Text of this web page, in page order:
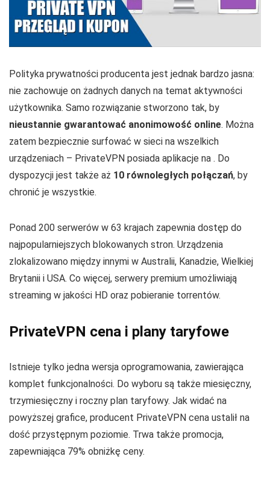
Polityka prywatności producenta jest jednak bardzo jasna:
nie zachowuje on żadnych danych na temat aktywności
użytkownika. Samo rozwiązanie stworzono tak, by
nieustannie gwarantować anonimowość online. Można
zatem bezpiecznie surfować w sieci na wszelkich
urządzeniach – PrivateVPN posiada aplikacje na . Do
dyspozycji jest także aż 10 równoległych połączań, by
chronić je wszystkie.
Ponad 200 serwerów w 63 krajach zapewnia dostęp do
najpopularniejszych blokowanych stron. Urządzenia
zlokalizowano między innymi w Australii, Kanadzie, Wielkiej
Brytanii i USA. Co więcej, serwery premium umożliwiają
streaming w jakości HD oraz pobieranie torrentów.
PrivateVPN cena i plany taryfowe
Istnieje tylko jedna wersja oprogramowania, zawierająca
komplet funkcjonalności. Do wyboru są także miesięczny,
trzymiesięczny i roczny plan taryfowy. Jak widać na
powyższej grafice, producent PrivateVPN cena ustalił na
dość przystępnym poziomie. Trwa także promocja,
zapewniająca 79% obniżkę ceny.